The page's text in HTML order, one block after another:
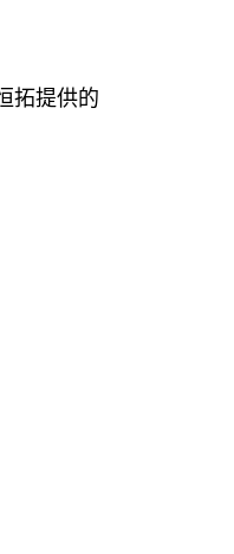
拓提供的